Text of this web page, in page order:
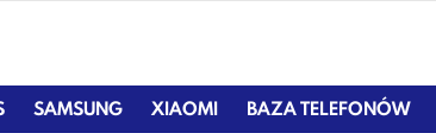
SAMSUNG XIAOMI BAZA TELEFONÓW